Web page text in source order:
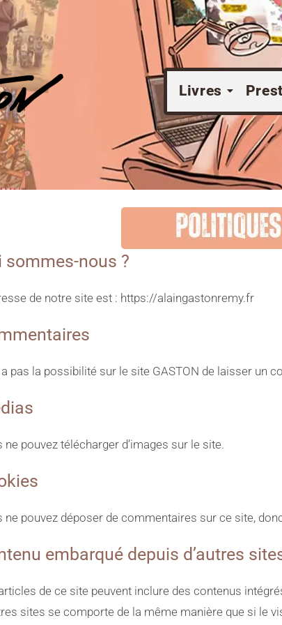
Livres
sommes-nous ?
de notre site est : https://alaingastonremy.fr
a pas la possibilité sur le site GASTON de laisser un
ne pouvez télécharger d’images sur le site.
ne pouvez déposer de commentaires sur ce site,
embarqué depuis d’autres
de ce site peuvent inclure des contenus
sites se comporte de la même manière que si le